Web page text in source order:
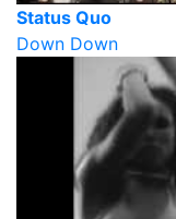
Status Quo
Down Down